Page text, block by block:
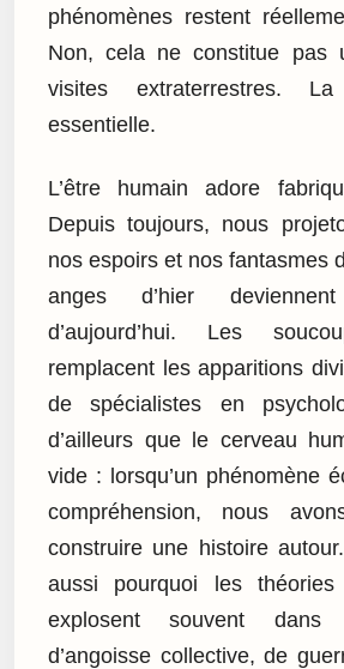
phénomènes restent
Non, cela ne constitue pas
visites extraterrestres.
essentielle.
L’être humain adore
Depuis toujours, nous
nos espoirs et nos fantasmes
anges d’hier
d’aujourd’hui. Les
remplacent les apparitions
de spécialistes en
d’ailleurs que le cerveau
vide : lorsqu’un phénomène
compréhension, nous
construire une histoire
aussi pourquoi les théories
explosent souvent dans
d’angoisse collective, de